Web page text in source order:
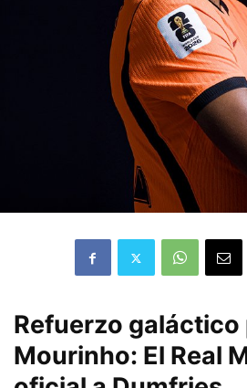
Refuerzo galáctico
Mourinho: El Real